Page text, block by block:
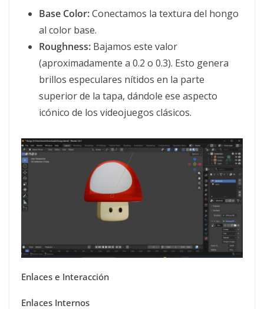
Base Color:Conectamos la textura del hongo
al color base.
Roughness: Bajamos este valor
(aproximadamente a 0.2 o 0.3). Esto genera
brillos especulares nítidos en la parte
superior de la tapa, dándole ese aspecto
icónico de los videojuegos clásicos.
Enlaces e Interacción
Enlaces Internos